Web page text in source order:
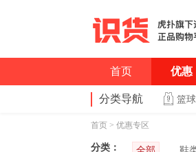
首页 优惠
分类导航 篮球
首页 > 优惠专区
分类：